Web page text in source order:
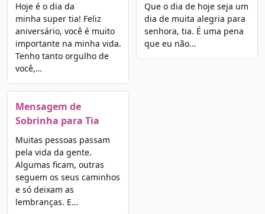
Hoje é o dia da
minha super tia! Feliz
aniversário, você é muito
importante na minha vida.
Tenho tanto orgulho de
você,…
Mensagem de
Sobrinha para Tia
Muitas pessoas passam
pela vida da gente.
Algumas ficam, outras
seguem os seus caminhos
e só deixam as
lembranças. E…
Que o dia de hoje seja um
dia de muita alegria para
senhora, tia. É uma pena
que eu não…